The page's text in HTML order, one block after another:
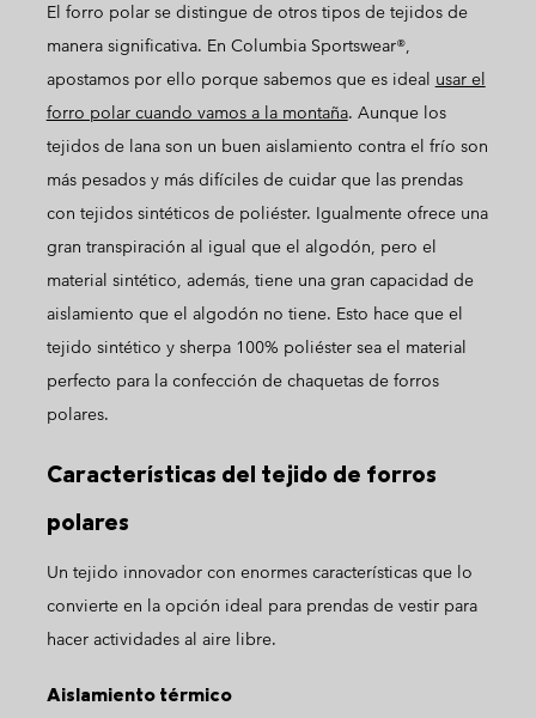
El forro polar se distingue de otros tipos de tejidos de
manera significativa. En Columbia Sportswear®,
apostamos por ello porque sabemos que es ideal usar el
forro polar cuando vamos a la montaña. Aunque los
tejidos de lana son un buen aislamiento contra el frío son
más pesados y más difíciles de cuidar que las prendas
con tejidos sintéticos de poliéster. Igualmente ofrece una
gran transpiración al igual que el algodón, pero el
material sintético, además, tiene una gran capacidad de
aislamiento que el algodón no tiene. Esto hace que el
tejido sintético y sherpa 100% poliéster sea el material
perfecto para la confección de chaquetas de forros
polares.
Características del tejido de forros
polares
Un tejido innovador con enormes características que lo
convierte en la opción ideal para prendas de vestir para
hacer actividades al aire libre.
Aislamiento térmico